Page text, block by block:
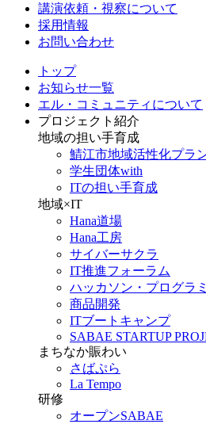
講演依頼・視察について
採用情報
お問い合わせ
トップ
お知らせ一覧
エル・コミュニティについて
プロジェクト紹介
地域の担い手育成
鯖江市地域活性化プラ
学生団体with
ITの担い手育成
地域×IT
Hana道場
Hana工房
サイバーサクラ
IT推進フォーラム
ハッカソン・プログラ
商品開発
ITブートキャンプ
SABAE STARTUP
まちなか賑わい
さばぷら
La Tempo
研修
オープンSABAE